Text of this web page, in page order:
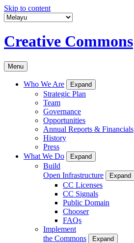
Skip to content
Creative Commons
Menu
Who We Are Expand
Strategic Plan
Team
Governance
Opportunities
Annual Reports & Financials
History
Press
What We Do
Expand
Build
Open Infrastructure
Expand
CC Licenses
CC Signals
Public Domain
Chooser
FAQs
Implement
the Commons
Expand